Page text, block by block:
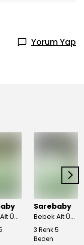
Yorum Yap
Bebek Alt Üst Takım %100 Pamuk Fitilli Kumaş - bej
Sarebaby
Bebek Alt Üst Takım %100 Pamuk Fitilli Kumaş - ekru
3 Renk 5
Beden